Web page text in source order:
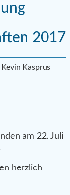
2017
Kasprus
am 22. Juli
herzlich